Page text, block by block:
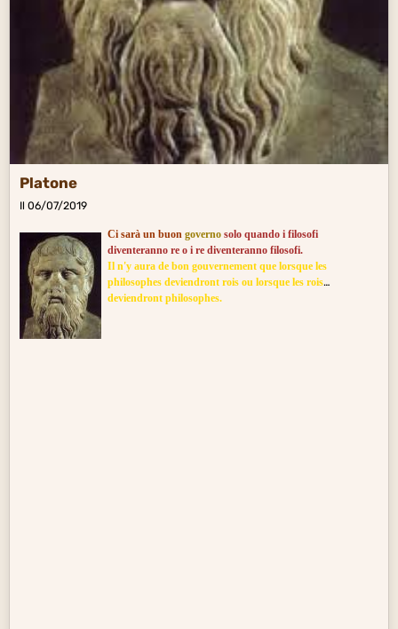
Platone
Il 06/07/2019
Ci sarà un buon governosolo quando i filosofi
diventeranno re o i re diventeranno filosofi.
Il n'y aura de bon gouvernement que lorsque les
philosophes deviendront rois ou lorsque les rois
deviendront philosophes.